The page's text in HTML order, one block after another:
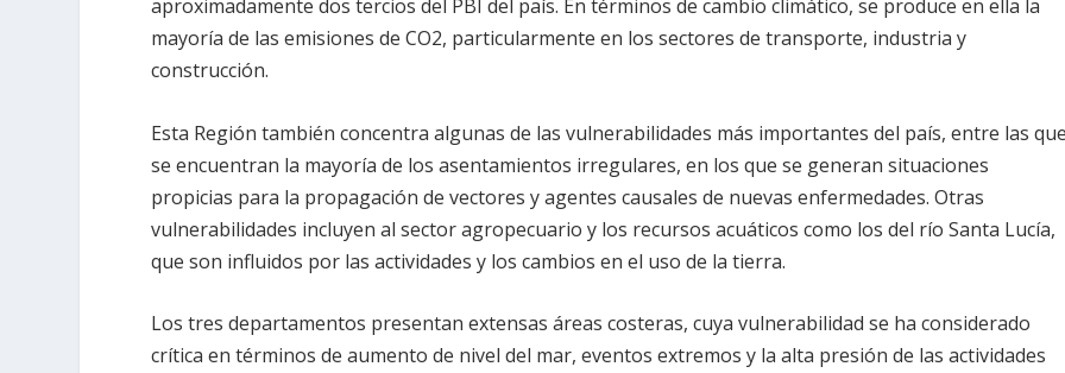
aproximadamente dos tercios del PBI del país. En términos de cambio climático, se produce en ella la
mayoría de las emisiones de CO2, particularmente en los sectores de transporte, industria y
construcción.
Esta Región también concentra algunas de las vulnerabilidades más importantes del país, entre las
se encuentran la mayoría de los asentamientos irregulares, en los que se generan situaciones
propicias para la propagación de vectores y agentes causales de nuevas enfermedades. Otras
vulnerabilidades incluyen al sector agropecuario y los recursos acuáticos como los del río Santa Lucía,
que son influidos por las actividades y los cambios en el uso de la tierra.
Los tres departamentos presentan extensas áreas costeras, cuya vulnerabilidad se ha considerado
crítica en términos de aumento de nivel del mar, eventos extremos y la alta presión de las actividades